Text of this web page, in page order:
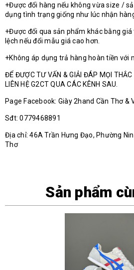
+Được đổi hàng nếu không vừa size /
dụng tình trạng giống như lúc nhận
+Được đổi qua sản phẩm khác bằng
lệch nếu đổi mẫu giá cao hơn.
+Không áp dụng trả hàng hoàn tiền với
ĐỂ ĐƯỢC TƯ VẤN & GIẢI ĐÁP MỌI THẮC
LIÊN HỆ G2CT QUA CÁC KÊNH SAU.
Page Facebook: Giày 2hand Cần Thơ &
Sđt: 0779468891
Địa chỉ: 46A Trần Hưng Đạo, Phường
Thơ
Sản phẩm